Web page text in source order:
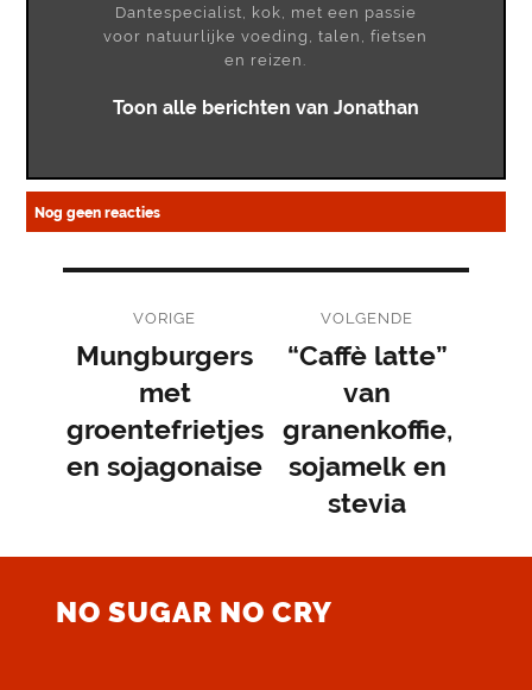
Dantespecialist, kok, met een passie
voor natuurlijke voeding, talen, fietsen
en reizen.
Toon alle berichten van Jonathan
Nog geen reacties
navigatie
VORIGE
Vorig
Mungburgers
met
groentefrietjes
en sojagonaise
VOLGENDE
Volgend
“Caffè latte”
van
granenkoffie,
sojamelk en
stevia
NO SUGAR NO CRY